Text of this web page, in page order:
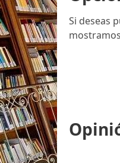
Si deseas